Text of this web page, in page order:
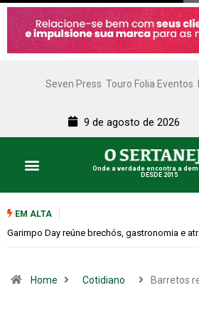
Seven Press Touro Folia Eventos
9 de agosto de 2026
Onde a verdade encontra a
DESDE 2015
EM ALTA
Bugonia transforma paranoia e conspiração
Home Cotidiano Barretos